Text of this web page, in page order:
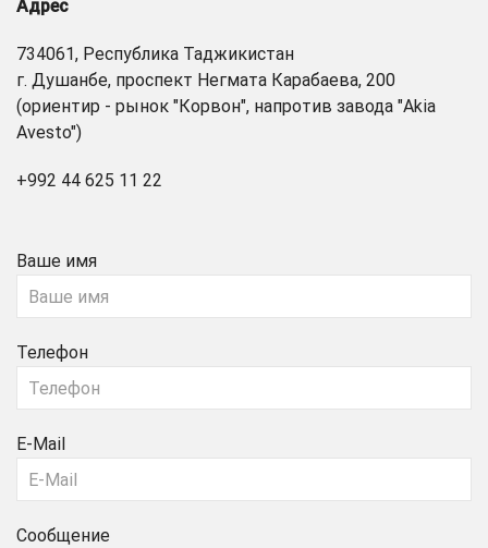
Адрес
734061, Республика Таджикистан
г. Душанбе, проспект Негмата Карабаева, 200
(ориентир - рынок "Корвон", напротив завода "Akia
Avesto")
+992 44 625 11 22
Ваше имя
Телефон
E-Mail
Сообщение